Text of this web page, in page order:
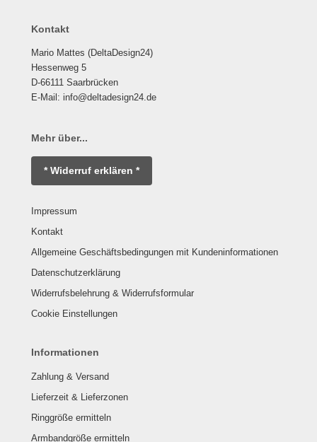
Kontakt
Mario Mattes (DeltaDesign24)
Hessenweg 5
D-66111 Saarbrücken
E-Mail: info@deltadesign24.de
Mehr über...
* Widerruf erklären *
Impressum
Kontakt
Allgemeine Geschäftsbedingungen mit Kundeninformationen
Datenschutzerklärung
Widerrufsbelehrung & Widerrufsformular
Cookie Einstellungen
Informationen
Zahlung & Versand
Lieferzeit & Lieferzonen
Ringgröße ermitteln
Armbandgröße ermitteln